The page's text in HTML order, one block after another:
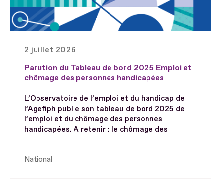
2 juillet 2026
Parution du Tableau de bord 2025 Emploi et
chômage des personnes handicapées
L’Observatoire de l’emploi et du handicap de
l’Agefiph publie son tableau de bord 2025 de
l’emploi et du chômage des personnes
handicapées. A retenir : le chômage des
National